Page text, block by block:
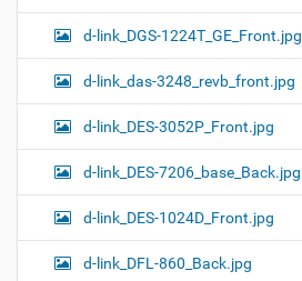
d-link_DGS-1224T_GE_Front.jpg
d-link_das-3248_revb_front.jpg
d-link_DES-3052P_Front.jpg
d-link_DES-7206_base_Back.jpg
d-link_DES-1024D_Front.jpg
d-link_DFL-860_Back.jpg